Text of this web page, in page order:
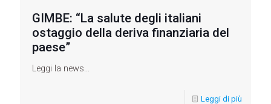
GIMBE: “La salute degli italiani
ostaggio della deriva finanziaria del
paese”
Leggi la news...
Leggi di più